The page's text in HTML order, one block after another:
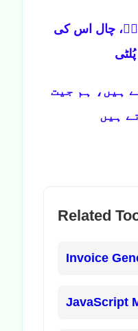
ہے، چال اس کی
ہیں، ہم جیت
ہیں
Related
Invoice
JavaScript